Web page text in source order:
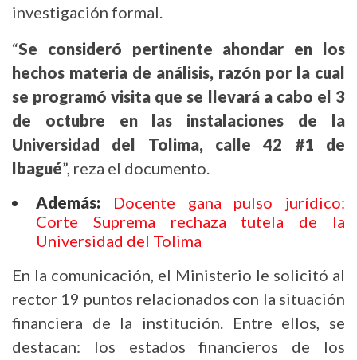
investigación formal.
“Se consideró pertinente ahondar en los
hechos materia de análisis, razón por la cual
se programó visita que se llevará a cabo el 3
de octubre en las instalaciones de la
Universidad del Tolima, calle 42 #1 de
Ibagué”, reza el documento.
Además: Docente gana pulso jurídico:
Corte Suprema rechaza tutela de la
Universidad del Tolima
En la comunicación, el Ministerio le solicitó al
rector 19 puntos relacionados con la situación
financiera de la institución. Entre ellos, se
destacan: los estados financieros de los